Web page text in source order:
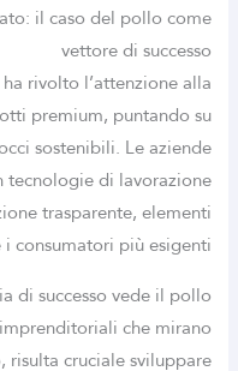
il caso del pollo come
vettore di successo
rivolto l’attenzione alla
premium, puntando su
sostenibili. Le aziende
tecnologie di lavorazione
trasparente, elementi
consumatori più esigenti.
di successo vede il pollo
che mirano
cruciale sviluppare